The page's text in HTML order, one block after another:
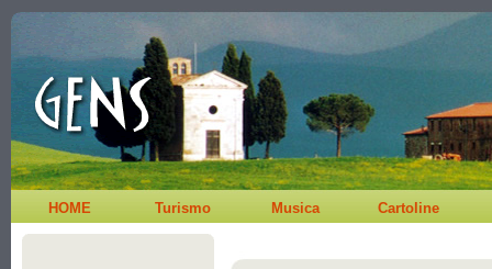
HOME Turismo Musica Cartoline